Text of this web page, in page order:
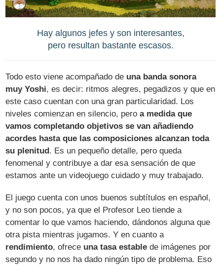
Hay algunos jefes y son interesantes,
pero resultan bastante escasos.
Todo esto viene acompañado de una banda sonora
muy Yoshi, es decir: ritmos alegres, pegadizos y que en
este caso cuentan con una gran particularidad. Los
niveles comienzan en silencio, peroa medida que
vamos completando objetivos se van añadiendo
acordes hasta que las composiciones alcanzan toda
su plenitud . Es un pequeño detalle, pero queda
fenomenal y contribuye a dar esa sensación de que
estamos ante un videojuego cuidado y muy trabajado.
El juego cuenta con unos buenos subtítulos en español,
y no son pocos, ya que el Profesor Leo tiende a
comentar lo que vamos haciendo, dándonos alguna que
otra pista mientras jugamos. Y en cuanto a
rendimiento, ofrece una tasa estable de imágenes por
segundo y no nos ha dado ningún tipo de problema. Eso